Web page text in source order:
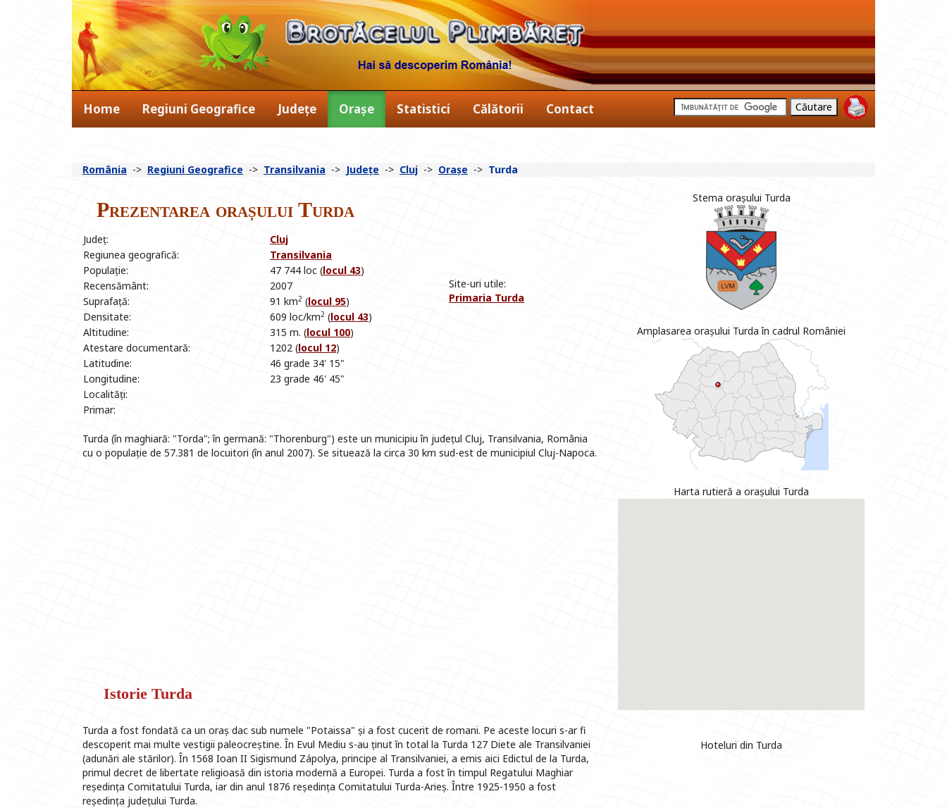
Home Regiuni Geografice Județe Orașe Statistici Călătorii Contact
România -> Regiuni Geografice -> Transilvania -> Județe -> Cluj -> Orașe -> Turda
Prezentarea orașului Turda
Județ: Cluj
Site-uri utile:
Primaria Turda
Regiunea geografică:
Transilvania
Populație:
47 744 loc (locul 43)
Recensământ:
2007
Suprafață:
91 km2 (locul 95)
Densitate:
609 loc/km2 (locul 43)
Altitudine:
315 m. (locul 100)
Atestare documentară:
1202 (locul 12)
Latitudine:
46 grade 34' 15"
Longitudine:
23 grade 46' 45"
Localități:
Primar:
Turda (în maghiară: "Torda"; în germană: "Thorenburg") este un municipiu în județul Cluj, Transilvania, România
cu o populație de 57.381 de locuitori (în anul 2007). Se situează la circa 30 km sud-est de municipiul Cluj-Napoca.
Istorie Turda
Turda a fost fondată ca un oraș dac sub numele "Potaissa" și a fost cucerit de romani. Pe aceste locuri s-ar fi
descoperit mai multe vestigii paleocreștine. În Evul Mediu s-au ținut în total la Turda 127 Diete ale Transilvaniei
(adunări ale stărilor). În 1568 Ioan II Sigismund Zápolya, principe al Transilvaniei, a emis aici Edictul de la Turda,
primul decret de libertate religioasă din istoria modernă a Europei. Turda a fost în timpul Regatului Maghiar
reședința Comitatului Turda, iar din anul 1876 reședința Comitatului Turda-Arieș. Între 1925-1950 a fost
reședința județului Turda.
Stema orașului Turda
Amplasarea orașului Turda în cadrul României
Harta rutieră a orașului Turda
Hoteluri din Turda